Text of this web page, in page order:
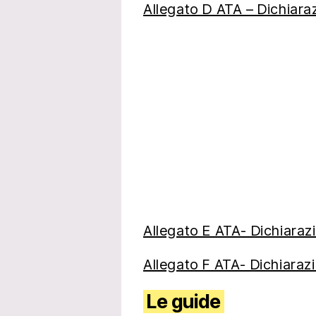
Allegato D ATA –
Allegato E ATA-
Allegato F ATA-
Le guide